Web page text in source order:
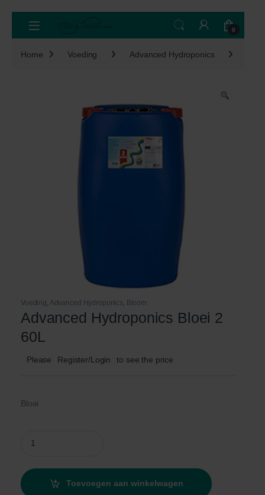
Open 0
Home Voeding Advanced Hydroponics
Voeding Advanced Hydroponics Bloom
Advanced Hydroponics Bloei 2
60L
Please Register/Login to see the price
Bloei
Toevoegen aan winkelwagen